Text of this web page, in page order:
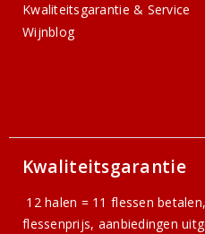
Kwaliteitsgarantie & Service
Wijnblog
Kwaliteitsgarantie
12 halen = 11 flessen
flessenprijs, aanbiedingen